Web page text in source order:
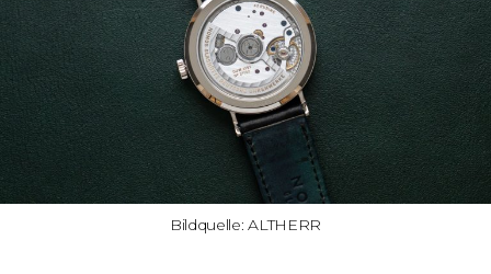
Bildquelle: ALTHERR